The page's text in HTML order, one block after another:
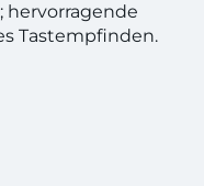
hervorragende
Tastempfinden.